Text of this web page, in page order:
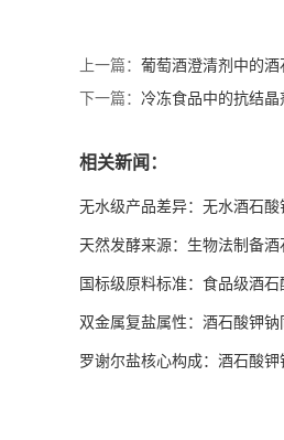
上一篇： 葡萄酒澄清剂中的
下一篇： 冷冻食品中的抗结
相关新闻：
无水级产品差异：无水酒石
天然发酵来源：生物法制备
国标级原料标准：食品级酒
双金属复盐属性：酒石酸钾
罗谢尔盐核心构成：酒石酸